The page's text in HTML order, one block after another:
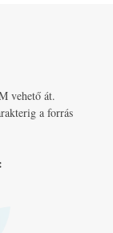
vehető át.
a forrás